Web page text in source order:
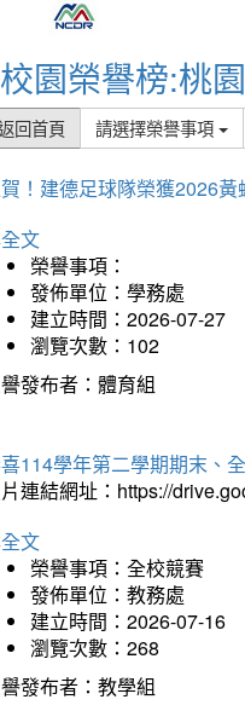
校園榮譽榜:桃
回首頁 請選擇榮譽事項
！建德足球隊榮獲2026
文
榮譽事項：
發佈單位：學務處
建立時間：2026-07-27
瀏覽次數：102
發布者：體育組
114學年第二學期期末、
連結網址：https://
文
榮譽事項：全校競賽
發佈單位：教務處
建立時間：2026-07-16
瀏覽次數：268
發布者：教學組